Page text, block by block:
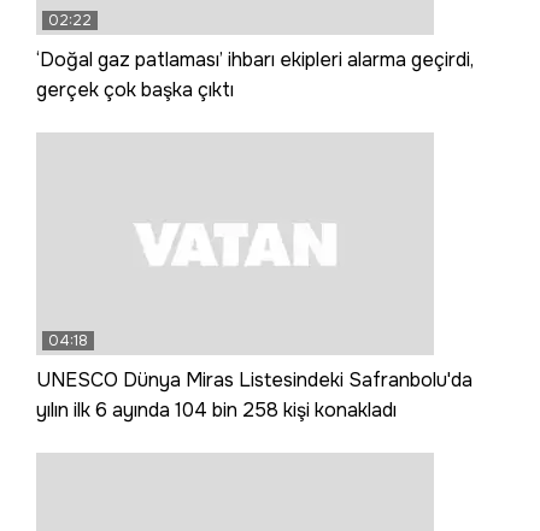
02:22
‘Doğal gaz patlaması’ ihbarı ekipleri alarma geçirdi,
gerçek çok başka çıktı
04:18
UNESCO Dünya Miras Listesindeki Safranbolu'da
yılın ilk 6 ayında 104 bin 258 kişi konakladı